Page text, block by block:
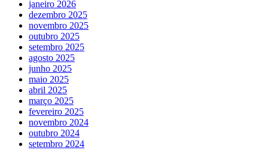
janeiro 2026
dezembro 2025
novembro 2025
outubro 2025
setembro 2025
agosto 2025
junho 2025
maio 2025
abril 2025
março 2025
fevereiro 2025
novembro 2024
outubro 2024
setembro 2024